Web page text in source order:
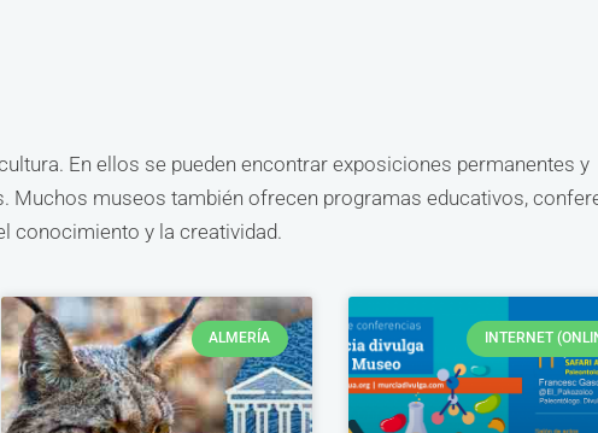
En ellos se pueden encontrar exposiciones permanentes y
Muchos museos también ofrecen programas educativos,
conocimiento y la creatividad.
ALMERÍA INTERNET